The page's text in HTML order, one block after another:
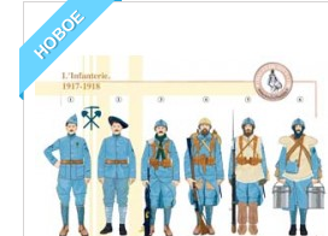
НОВОЕ